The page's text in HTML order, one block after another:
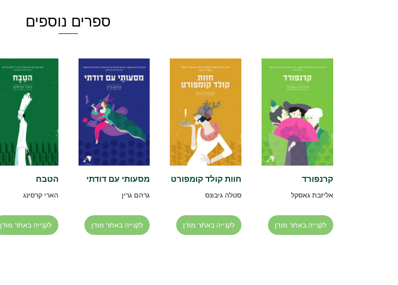
ספרים נוספים
קרנפורד
אליזבת גאסקל
לקנייה באתר מודן
חוות קולד קומפורט
סטלה גיבונס
לקנייה באתר מודן
מסעותי עם דודתי
גרהם גרין
לקנייה באתר מודן
הטבח
הארי קרסינג
לקנייה באתר מודן